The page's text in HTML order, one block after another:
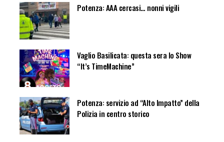
Potenza: AAA cercasi… nonni vigili
Vaglio Basilicata: questa sera lo Show
“It’s TimeMachine”
Potenza: servizio ad “Alto Impatto” della
Polizia in centro storico